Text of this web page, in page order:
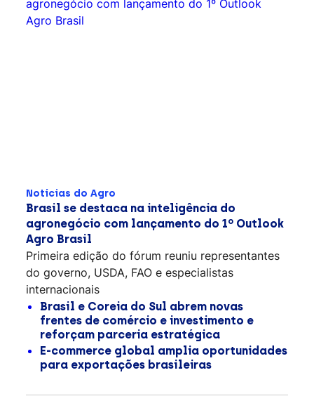
Notícias do Agro
Brasil se destaca na inteligência do
agronegócio com lançamento do 1º Outlook
Agro Brasil
Primeira edição do fórum reuniu representantes
do governo, USDA, FAO e especialistas
internacionais
Brasil e Coreia do Sul abrem novas
frentes de comércio e investimento e
reforçam parceria estratégica
E-commerce global amplia oportunidades
para exportações brasileiras